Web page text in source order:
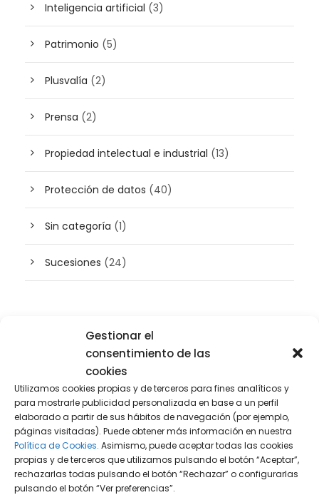
Gestionar el
consentimiento de las
cookies
Utilizamos cookies propias y de terceros para fines analíticos y
para mostrarle publicidad personalizada en base a un perfil
elaborado a partir de sus hábitos de navegación (por ejemplo,
páginas visitadas). Puede obtener más información en nuestra
Política de Cookies. Asimismo, puede aceptar todas las cookies
propias y de terceros que utilizamos pulsando el botón “Aceptar”,
rechazarlas todas pulsando el botón “Rechazar” o configurarlas
pulsando el botón “Ver preferencias”.
Inteligencia artificial (3)
Patrimonio (5)
Plusvalía (2)
Prensa (2)
Propiedad intelectual e industrial (13)
Protección de datos (40)
Sin categoría (1)
Sucesiones (24)
Buscador de artículos
DiG ABOGADOS